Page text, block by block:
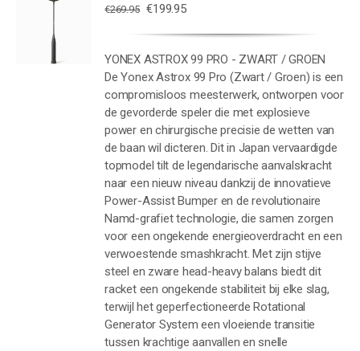
€269.95 Oorspronkelijke
€269.95.
€199.95Huidige
€199.95.
YONEX ASTROX 99 PRO - ZWART / GROEN
De Yonex Astrox 99 Pro (Zwart / Groen) is een
compromisloos meesterwerk, ontworpen voor
de gevorderde speler die met explosieve
power en chirurgische precisie de wetten van
de baan wil dicteren. Dit in Japan vervaardigde
topmodel tilt de legendarische aanvalskracht
naar een nieuw niveau dankzij de innovatieve
Power-Assist Bumper en de revolutionaire
Namd-grafiet technologie, die samen zorgen
voor een ongekende energieoverdracht en een
verwoestende smashkracht. Met zijn stijve
steel en zware head-heavy balans biedt dit
racket een ongekende stabiliteit bij elke slag,
terwijl het geperfectioneerde Rotational
Generator System een vloeiende transitie
tussen krachtige aanvallen en snelle